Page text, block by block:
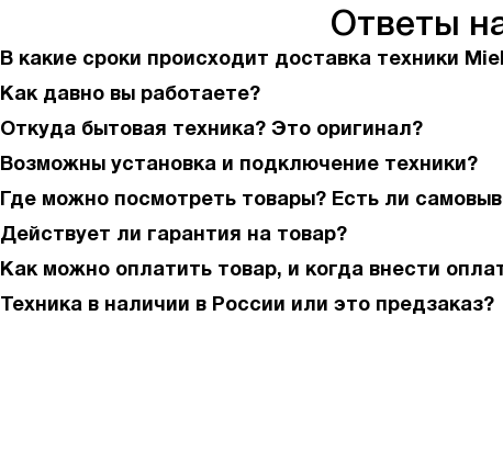
Ответы
В какие сроки происходит доставка техники
Как давно вы работаете?
Откуда бытовая техника? Это оригинал?
Возможны установка и подключение техники?
Где можно посмотреть товары? Есть ли
Действует ли гарантия на товар?
Как можно оплатить товар, и когда внести
Техника в наличии в России или это предзаказ?